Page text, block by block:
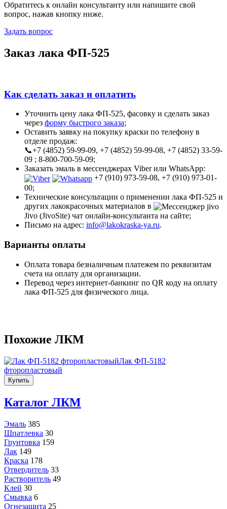
Обратитесь к онлайн консультанту или напишите свой
вопрос, нажав кнопку ниже.
Задать вопрос
Заказ лака ФП-525
Как сделать заказ и оплатить
Уточнить цену лака ФП-525, фасовку и сделать заказ
через форму быстрого заказа;
Оставить заявку на покупку краски по телефону в
отделе продаж:
📞+7 (4852) 59-99-09, +7 (4852) 59-99-08, +7 (4852) 33-59-
09 ; 8-800-700-59-09;
Заказать эмаль в мессенджерах Viber или WhatsApp:
+7 (910) 973-59-08, +7 (910) 973-01-
00;
Технические консультации о применении лака ФП-525 и
других лакокрасочных материалов в
Jivo (JivoSite) чат онлайн-консультанта на сайте;
Письмо на адрес: info@lakokraska-ya.ru.
Варианты оплаты
Оплата товара безналичным платежем по реквизитам
счета на оплату для организации.
Перевод через интернет-банкинг по QR коду на оплату
лака ФП-525 для физического лица.
Похожие ЛКМ
Лак ФП-5182
фторопластовый
Купить
Каталог ЛКМ
Эмаль 385
Шпатлевка 30
Грунтовка 159
Лак 149
Краска 178
Отвердитель 33
Растворитель 49
Клей 30
Смывка 6
Огнезащита 25